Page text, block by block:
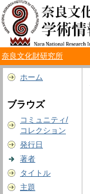
奈良文化財研究所
ホーム
ブラウズ
コミュニティ/
コレクション
発行日
著者
タイトル
主題